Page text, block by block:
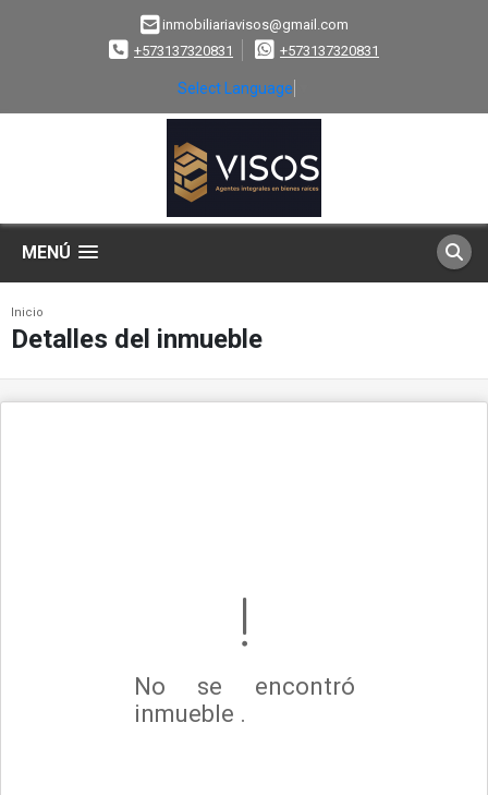
inmobiliariavisos@gmail.com
+573137320831
+573137320831
Select Language
MENÚ
Inicio
Detalles del inmueble
No se encontró
inmueble .